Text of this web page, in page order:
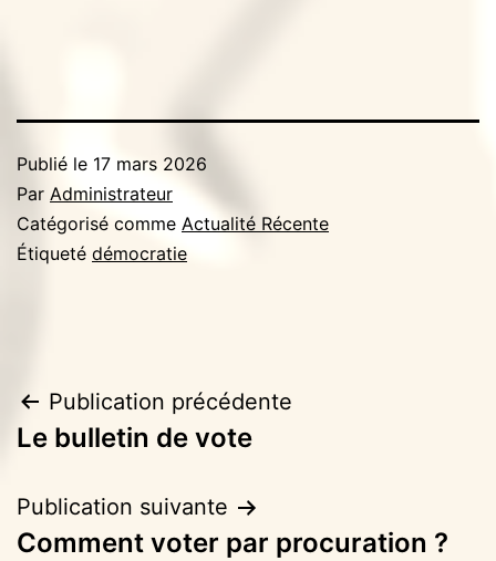
Publié le 17 mars 2026
Par Administrateur
Catégorisé comme Actualité Récente
Étiqueté démocratie
Navigation
de
l’article
Publication précédente
Le bulletin de vote
Publication suivante
Comment voter par procuration ?